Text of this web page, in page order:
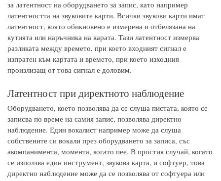
за латентност на оборудването за запис, като например
латентността на звуковите карти. Всички звукови карти имат
латентност, която обикновено е измерена и отбелязана на
кутията или наръчника на карата. Тази латентност измерва
разликата между времето, при което входният сигнал е
изпратен към картата и времето, при което изходния
произлизащ от това сигнал е доловим.
Латентност при директното наблюдение
Оборудването, което позволява да се слуша пистата, която се
записва по време на самия запис, позволява директно
наблюдение. Един вокалист например може да слуша
собствените си вокали през оборудването за записа, със
акомпанимента, момента, когато пее. В простия случай, когато
се използва един инструмент, звукова карта, и софтуер, това
директно наблюдение може да се позволява от софтуера или